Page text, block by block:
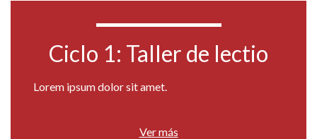
Ciclo 1: Taller de lectio
Lorem ipsum dolor sit amet.
Ver más